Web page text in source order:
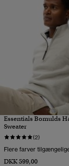
Essentials Bomulds
Sweater
(2)
Flere farver
DKK 599,00